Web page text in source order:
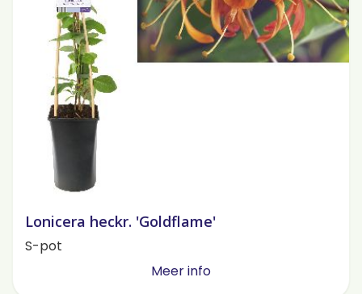
Lonicera heckr. 'Goldflame'
S-pot
Meer info